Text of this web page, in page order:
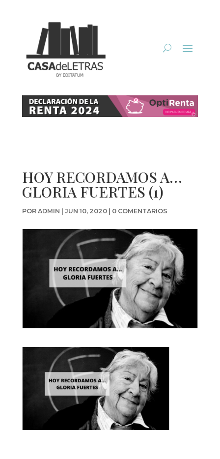
HOY RECORDAMOS A…
GLORIA FUERTES (1)
POR ADMIN JUN 10, 2020| 0 COMENTARIOS